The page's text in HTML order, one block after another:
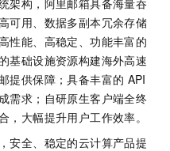
架构，阿里邮箱具备海量吞
可用、数据多副本冗余存储
性能、高稳定、功能丰富的
基础设施资源构建海外高速
提供保障；具备丰富的 API
需求；自研原生客户端全终
大幅提升用户工作效率。
安全、稳定的云计算产品提